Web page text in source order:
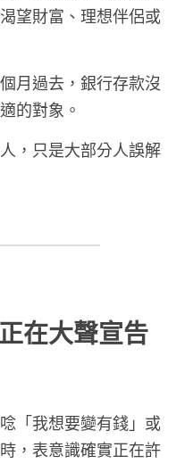
群
望財富、理想伴侶或
月過去，銀行存款沒
的對象。
，只是大部分人誤解
在大聲宣告
「我想要變有錢」或
，表意識確實正在許